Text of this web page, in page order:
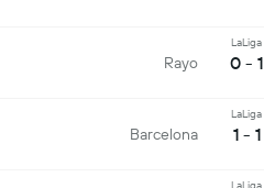
LaLiga
1 - 0
Rayo
LaLiga
1 - 1
Barcelona
LaLiga